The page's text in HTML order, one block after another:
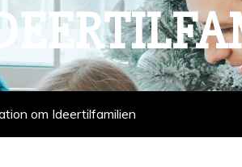
om Ideertilfamilien